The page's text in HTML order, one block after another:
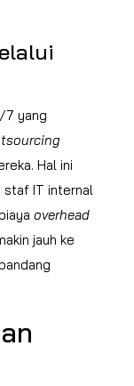
yang
Hal ini
staf IT internal
overhead
jauh ke